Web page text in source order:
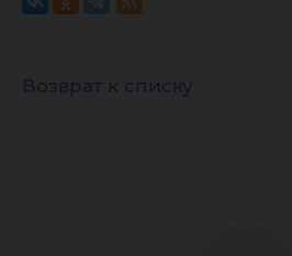
Возврат к списку